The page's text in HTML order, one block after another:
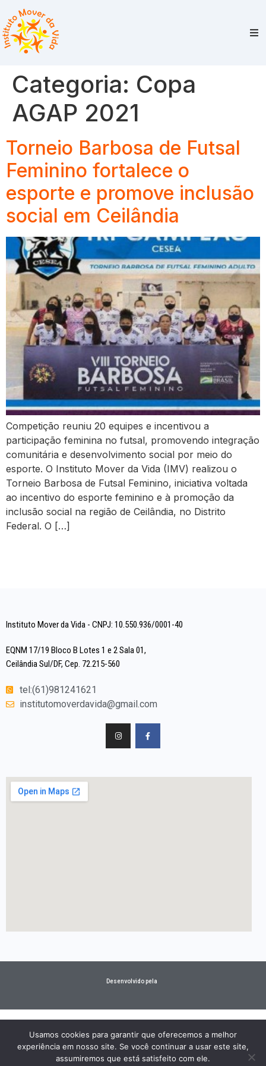
Categoria: Copa
AGAP 2021
Torneio Barbosa de Futsal
Feminino fortalece o
esporte e promove inclusão
social em Ceilândia
Competição reuniu 20 equipes e incentivou a
participação feminina no futsal, promovendo integração
comunitária e desenvolvimento social por meio do
esporte. O Instituto Mover da Vida (IMV) realizou o
Torneio Barbosa de Futsal Feminino, iniciativa voltada
ao incentivo do esporte feminino e à promoção da
inclusão social na região de Ceilândia, no Distrito
Federal. O […]
Instituto Mover da Vida - CNPJ: 10.550.936/0001-40
EQNM 17/19 Bloco B Lotes 1 e 2 Sala 01,
Ceilândia Sul/DF, Cep. 72.215-560
tel:(61)981241621
institutomoverdavida@gmail.com
Desenvolvido pela
Usamos cookies para garantir que oferecemos a melhor
experiência em nosso site. Se você continuar a usar este site,
assumiremos que está satisfeito com ele.